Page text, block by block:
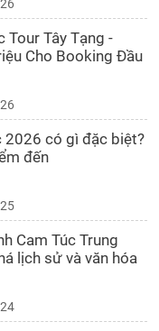
Tour Tây Tạng -
Cho Booking Đầu
2026 có gì đặc biệt?
đến
Cam Túc Trung
lịch sử và văn hóa